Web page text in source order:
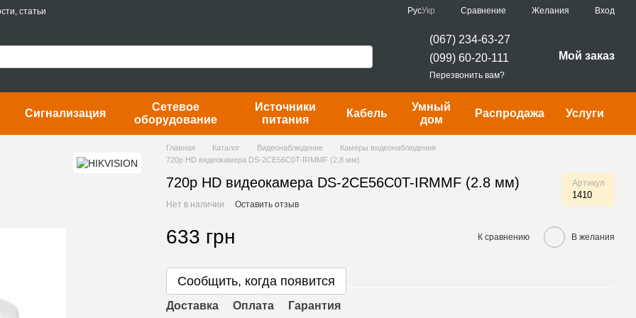
статьи РусУкр Сравнение Желания Вход
(067) 234-63-27
(099) 60-20-111
Перезвонить вам?
Мой заказ
Сигнализация
Сетевое
оборудование
Источники
питания
Кабель
Умный
дом
Распродажа Услуги
Главная Каталог Видеонаблюдение
Камеры видеонаблюдения
720p HD видеокамера DS-2CE56C0T-IRMMF (2.8 мм)
720p HD видеокамера DS-2CE56C0T-IRMMF (2.8 мм) Артикул
1410
Нет в наличии Оставить отзыв
633 грн К сравнению В желания
Сообщить, когда появится
Доставка Оплата Гарантия